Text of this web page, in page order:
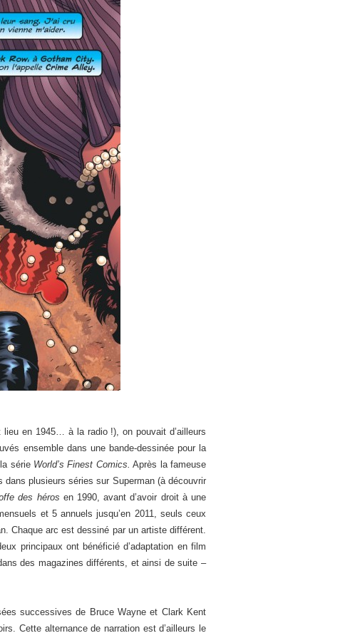
lieu en 1945… à la radio !), on pouvait d’ailleurs
ensemble dans une bande-dessinée pour la
série World’s Finest Comics. Après la fameuse
dans plusieurs séries sur Superman (à découvrir
des héros en 1990, avant d’avoir droit à une
et 5 annuels jusqu’en 2011, seuls ceux
Chaque arc est dessiné par un artiste différent.
principaux ont bénéficié d’adaptation en film
des magazines différents, et ainsi de suite –
successives de Bruce Wayne et Clark Kent
Cette alternance de narration est d’ailleurs le